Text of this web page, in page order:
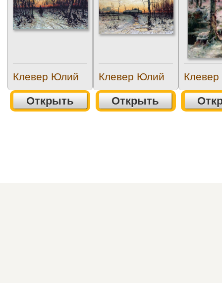
Клевер Юлий
Открыть
Клевер Юлий
Открыть